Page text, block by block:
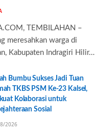
TEMBILAHAN –
meresahkan warga di
Kabupaten Indragiri Hilir…
Bumbu Sukses Jadi Tuan
TKBS PSM Ke-23 Kalsel,
Kolaborasi untuk
Sosial
2026